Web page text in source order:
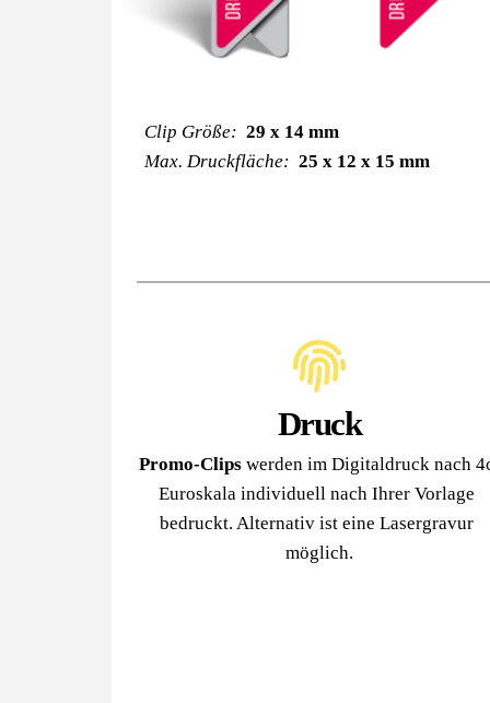
Clip Größe: 29 x 14 mm
Max. Druckfläche: 25 x 12 x 15 mm
Druck
Promo-Clips werden im Digitaldruck nach
Euroskala individuell nach Ihrer Vorlage
möglich.